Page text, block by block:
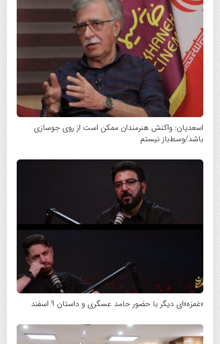
اسعدیان:‌ واکنش هنرمندان ممکن است از روی جوسازی
باشد/وسط‌باز نیستم
«غمزه‌»ای دیگر با حضور حامد عسگری و داستان 9 اسفند